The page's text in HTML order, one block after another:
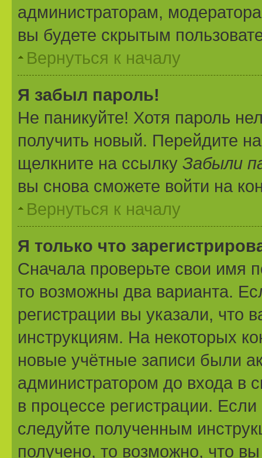
администраторам,
вы будете скрытым
Вернуться к началу
Я забыл пароль!
Не паникуйте! Хотя пароль
получить новый. Перейдите
щелкните на ссылку Забыли
вы снова сможете войти на
Вернуться к началу
Я только что
Сначала проверьте свои имя
то возможны два варианта.
регистрации вы указали, что
инструкциям. На некоторых
новые учётные записи были
администратором до входа в
в процессе регистрации.
следуйте полученным
получено, то возможно, что